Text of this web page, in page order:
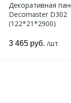
Декоративная
Decomaster D302
(122*21*2900)
3 465 руб. /шт